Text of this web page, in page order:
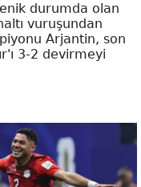
durumda olan
vuruşundan
Arjantin, son
3-2 devirmeyi